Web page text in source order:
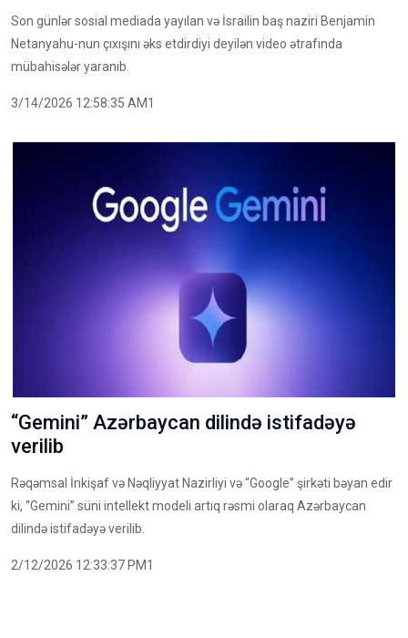
Son günlər sosial mediada yayılan və İsrailin baş naziri Benjamin
Netanyahu-nun çıxışını əks etdirdiyi deyilən video ətrafında
mübahisələr yaranıb.
3/14/2026 12:58:35 AM1
“Gemini” Azərbaycan dilində istifadəyə
verilib
Rəqəmsal İnkişaf və Nəqliyyat Nazirliyi və “Google” şirkəti bəyan edir
ki, “Gemini” süni intellekt modeli artıq rəsmi olaraq Azərbaycan
dilində istifadəyə verilib.
2/12/2026 12:33:37 PM1